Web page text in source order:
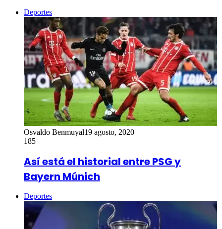
Deportes
Osvaldo Benmuyal19 agosto, 2020
185
Así está el historial entre PSG y
Bayern Múnich
Deportes